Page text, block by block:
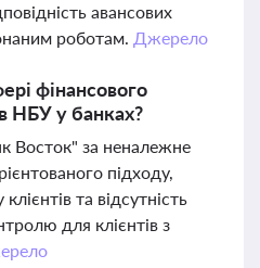
авансових
роботам. Джерело
фінансового
НБУ у банках?
Восток" за неналежне
підходу,
та відсутність
для клієнтів з